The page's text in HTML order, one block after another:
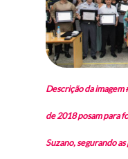
Descrição da
de 2018 posam para
Suzano, segurando